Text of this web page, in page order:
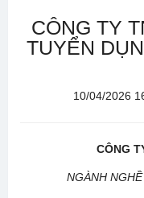
CÔNG TY
TUYỂN
10/04/2026
CÔNG
NGÀNH